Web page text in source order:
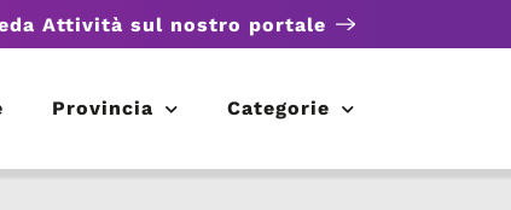
Attività sul nostro portale
Provincia Categorie